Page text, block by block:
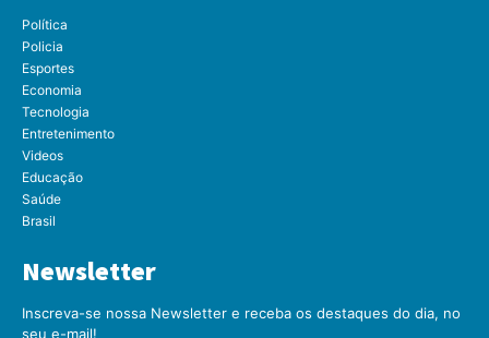
Política
Policia
Esportes
Economia
Tecnologia
Entretenimento
Videos
Educação
Saúde
Brasil
Newsletter
Inscreva-se nossa Newsletter e receba os destaques do dia, no
seu e-mail!